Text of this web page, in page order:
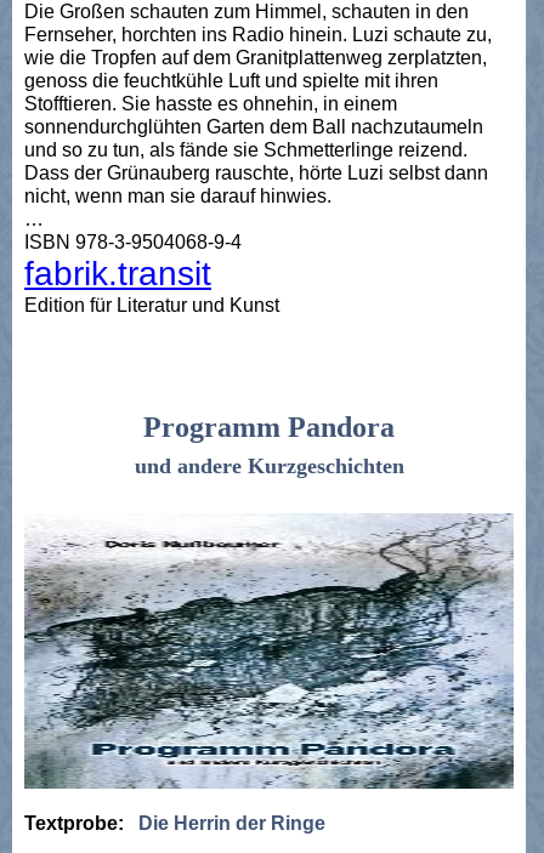
Die Großen schauten zum Himmel, schauten in den
Fernseher, horchten ins Radio hinein. Luzi schaute zu,
wie die Tropfen auf dem Granitplattenweg zerplatzten,
genoss die feuchtkühle Luft und spielte mit ihren
Stofftieren. Sie hasste es ohnehin, in einem
sonnendurchglühten Garten dem Ball nachzutaumeln
und so zu tun, als fände sie Schmetterlinge reizend.
Dass der Grünauberg rauschte, hörte Luzi selbst dann
nicht, wenn man sie darauf hinwies.
…
ISBN 978-3-9504068-9-4
fabrik.transit
Edition für Literatur und Kunst
Programm Pandora
und andere Kurzgeschichten
Textprobe:
Die Herrin der Ringe